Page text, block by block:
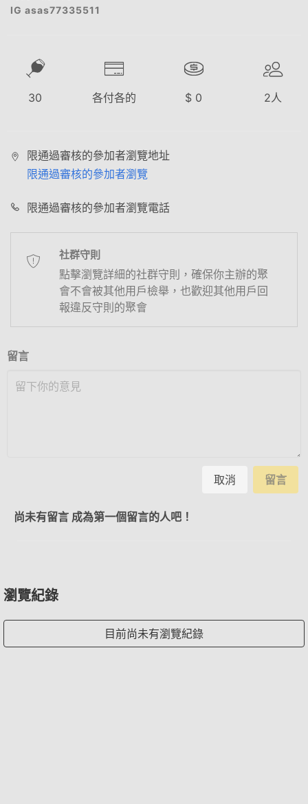
IG asas77335511
30 各付各的 $ 0 2人
限通過審核的參加者瀏覽地址
限通過審核的參加者瀏覽
限通過審核的參加者瀏覽電話
社群守則
點擊瀏覽詳細的社群守則，確保你主辦的聚
會不會被其他用戶檢舉，也歡迎其他用戶回
報違反守則的聚會
留言
取消 留言
尚未有留言 成為第一個留言的人吧！
瀏覽紀錄
目前尚未有瀏覽紀錄